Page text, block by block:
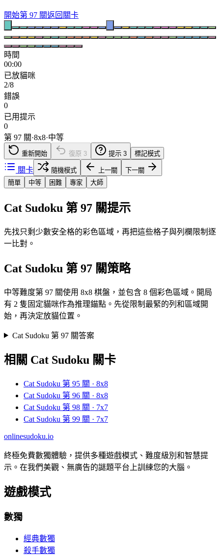
開始第 97 關返回關卡
時間
00:00
已放貓咪
2/8
錯誤
0
已用提示
0
第 97 關·8x8·中等
重新開始 復原 3 提示 3 標記模式
關卡 隨機模式 上一關
下一關
簡單
中等 困難 專家 大師
Cat Sudoku 第 97 關提示
先找只剩少數安全格的彩色區域，再把這些格子與列欄限制逐
一比對。
Cat Sudoku 第 97 關策略
中等難度第 97 關使用 8x8 棋盤，並包含 8 個彩色區域。開局
有 2 隻固定貓咪作為推理錨點。先從限制最緊的列和區域開
始，再決定放貓位置。
Cat Sudoku 第 97 關答案
相關 Cat Sudoku 關卡
Cat Sudoku 第 95 關 · 8x8
Cat Sudoku 第 96 關 · 8x8
Cat Sudoku 第 98 關 · 7x7
Cat Sudoku 第 99 關 · 7x7
onlinesudoku.io
終極免費數獨體驗，提供多種遊戲模式、難度級別和智慧提
示。在我們美觀、無廣告的謎題平台上訓練您的大腦。
遊戲模式
數獨
經典數獨
殺手數獨